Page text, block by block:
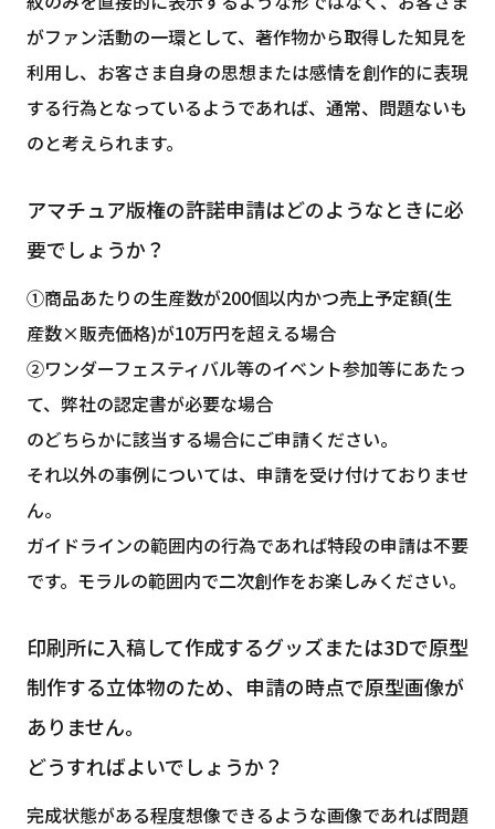
がファン活動の一環として、著作物から取得した知見を
利用し、お客さま自身の思想または感情を創作的に表現
する行為となっているようであれば、通常、問題ないも
のと考えられます。
アマチュア版権の許諾申請はどのようなときに必
要でしょうか？
①商品あたりの生産数が200個以内かつ売上予定額(生
産数×販売価格)が10万円を超える場合
②ワンダーフェスティバル等のイベント参加等にあたっ
て、弊社の認定書が必要な場合
のどちらかに該当する場合にご申請ください。
それ以外の事例については、申請を受け付けておりませ
ん。
ガイドラインの範囲内の行為であれば特段の申請は不要
です。モラルの範囲内で二次創作をお楽しみください。
印刷所に入稿して作成するグッズまたは3Dで原型
制作する立体物のため、申請の時点で原型画像が
ありません。
どうすればよいでしょうか？
完成状態がある程度想像できるような画像であれば問題